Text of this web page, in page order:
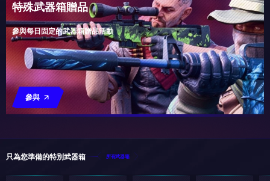
特殊武器箱贈品
參與每日固定的武器箱贈品活動
參與
只為您準備的特別武器箱 所有武器箱